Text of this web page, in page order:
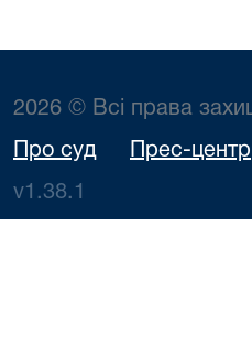
2026 © Всі права
Про суд Прес-центр
v1.38.1